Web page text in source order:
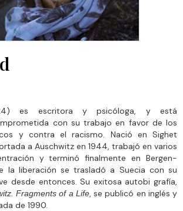
es escritora y psicóloga, y está
con su trabajo en favor de los
y contra el racismo. Nació en Sighet
a Auschwitz en 1944, trabajó en varios
y terminó finalmente en Bergen-
la liberación se trasladó a Suecia con su
desde entonces. Su exitosa autobi grafía,
Fragments of a Life, se publicó en inglés y
de 1990.